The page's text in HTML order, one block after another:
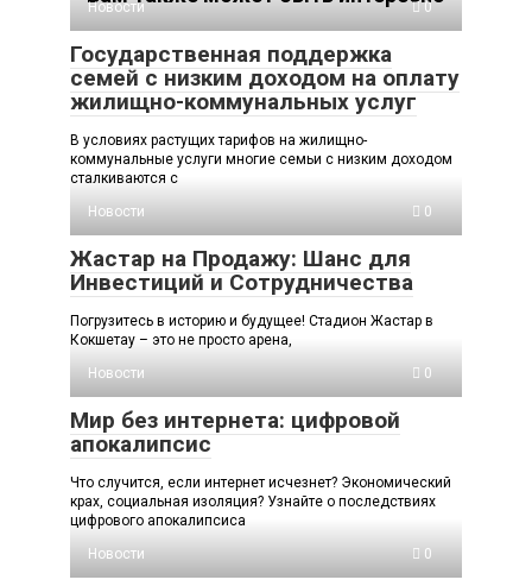
Новости 0
Государственная поддержка
семей с низким доходом на оплату
жилищно-коммунальных услуг
В условиях растущих тарифов на жилищно-
коммунальные услуги многие семьи с низким доходом
сталкиваются с
Новости
0
Жастар на Продажу: Шанс для
Инвестиций и Сотрудничества
Погрузитесь в историю и будущее! Стадион Жастар в
Кокшетау – это не просто арена,
Новости
0
Мир без интернета: цифровой
апокалипсис
Что случится, если интернет исчезнет? Экономический
крах, социальная изоляция? Узнайте о последствиях
цифрового апокалипсиса
Новости
0